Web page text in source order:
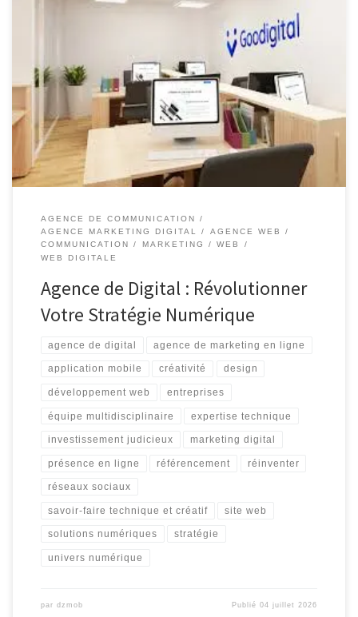
Agence de Digital : Réinventer Votre Présence en Ligne De nos
jours, l’univers numérique est devenu un terrain de jeu essentiel
pour les entreprises cherchant à se démarquer et à atteindre un
public plus large. C’est là qu’intervient une agence de digital, un
partenaire stratégique qui peut vous aider à […]
AGENCE DE COMMUNICATION
AGENCE MARKETING DIGITAL
AGENCE WEB
COMMUNICATION
MARKETING
WEB
WEB DIGITALE
Agence de Digital : Révolutionner
Votre Stratégie Numérique
agence de digital agence de marketing en ligne
application mobile créativité design
développement web entreprises
équipe multidisciplinaire expertise technique
investissement judicieux marketing digital
présence en ligne référencement réinventer
réseaux sociaux
savoir-faire technique et créatif site web
solutions numériques stratégie
univers numérique
par dzmob Publié04 juillet 2026